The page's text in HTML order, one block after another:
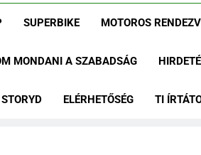
SUPERBIKE MOTOROS
MONDANI A SZABADSÁG
ELÉRHETŐSÉG TI